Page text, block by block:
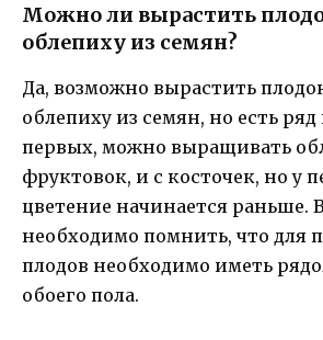
Можно ли вырастить
облепиху из семян?
Да, возможно вырастить
облепиху из семян, но есть
первых, можно выращивать
фруктовок, и с косточек, но у
цветение начинается раньше.
необходимо помнить, что для
плодов необходимо иметь
обоего пола.